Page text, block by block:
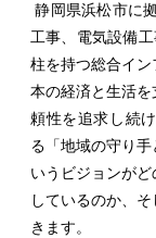
静岡県浜松市に
工事、電気設備
柱を持つ総合イ
本の経済と生活
頼性を追求し続
る「地域の守り
いうビジョンが
しているのか、
きます。